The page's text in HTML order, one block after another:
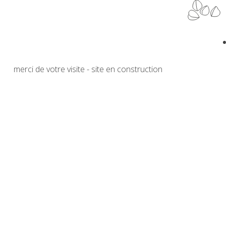
merci de votre visite - site en construction